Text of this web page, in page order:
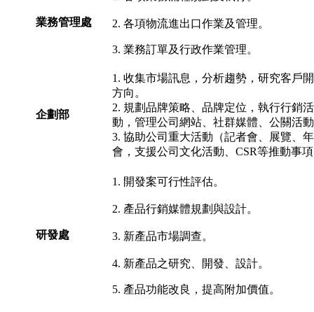
業務管理處 2. 各項物流進出口作業及管理。
3. 業務訂單及行政作業管理。
企劃部
1. 收集市場訊息，分析趨勢，研究客戶
方向。
2. 規劃品牌策略、品牌定位，執行行銷活
動，管理公司網站、社群媒體、公關活動
3. 協助公司重大活動（記者會、展覽、年
會，支援公司文化活動、CSR等推動事
研發處
1. 開發案可行性評估。
2. 產品行銷媒體規劃與設計。
3. 新產品市場調查。
4. 新產品之研究、開發、設計。
5. 產品功能改良，提高附加價值。